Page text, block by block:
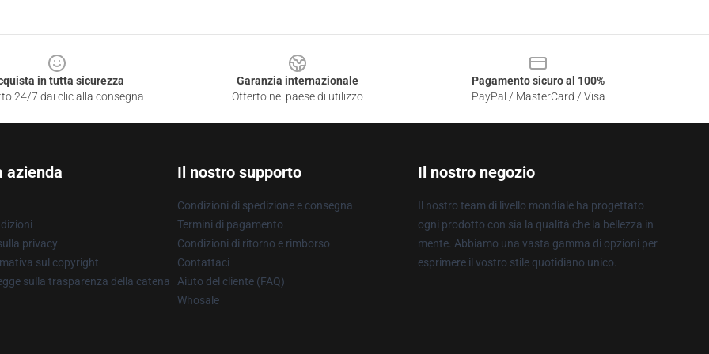
in tutta sicurezza
24/7 dai clic alla consegna
Garanzia internazionale
Offerto nel paese di utilizzo
Pagamento sicuro al 100%
PayPal / MasterCard / Visa
azienda
privacy
sul copyright
sulla trasparenza della catena
Il nostro supporto
Condizioni di spedizione e consegna
Termini di pagamento
Condizioni di ritorno e rimborso
Contattaci
Aiuto del cliente (FAQ)
Whosale
Il nostro negozio
Il nostro team di livello mondiale ha progettato
ogni prodotto con sia la qualità che la bellezza in
mente. Abbiamo una vasta gamma di opzioni per
esprimere il vostro stile quotidiano unico.